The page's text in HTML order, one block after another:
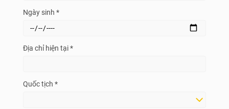
Ngày sinh *
Địa chỉ hiện tại *
Quốc tịch *